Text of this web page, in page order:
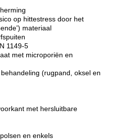
op hittestress door het
materiaal
1149-5
met microporiën en
(rugpand, oksel en
met hersluitbare
en enkels